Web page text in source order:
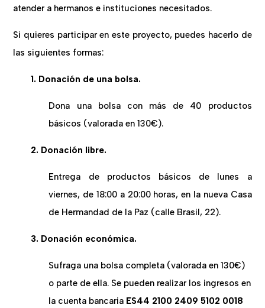
atender a hermanos e instituciones necesitados.
Si quieres participar en este proyecto, puedes hacerlo de
las siguientes formas:
1. Donación de una bolsa.
Dona una bolsa con más de 40 productos
básicos (valorada en 130€).
2. Donación libre.
Entrega de productos básicos de lunes a
viernes, de 18:00 a 20:00 horas, en la nueva Casa
de Hermandad de la Paz (calle Brasil, 22).
3. Donación económica.
Sufraga una bolsa completa (valorada en 130€)
o parte de ella. Se pueden realizar los ingresos en
la cuenta bancaria ES44 2100 2409 5102 0018